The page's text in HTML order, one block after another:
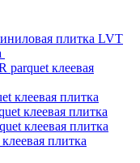
плитка LVT
клеевая
клеевая плитка
клеевая плитка
клеевая плитка
плитка